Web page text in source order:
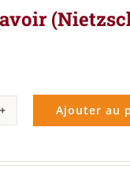
Ajouter au